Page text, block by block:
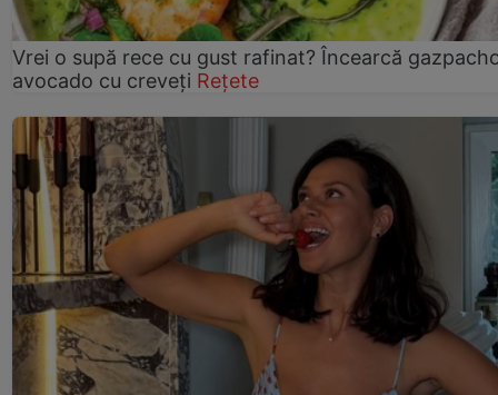
Vrei o supă rece cu gust rafinat? Încearcă
avocado cu creveți Rețete